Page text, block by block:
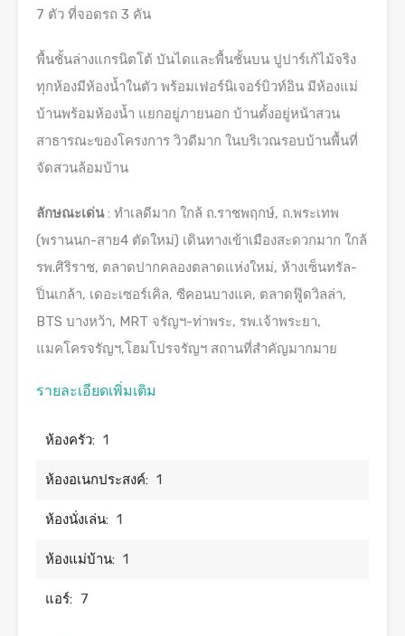
7 ตัว ที่จอดรถ 3 คัน
พื้นชั้นล่างแกรนิตโต้ บันไดและพื้นชั้นบน ปูปาร์เก้ไม้จริง
ทุกห้องมีห้องน้ำในตัว พร้อมเฟอร์นิเจอร์บิวท์อิน มีห้องแม่
บ้านพร้อมห้องน้ำ แยกอยู่ภายนอก บ้านตั้งอยู่หน้าสวน
สาธารณะของโครงการ วิวดีมาก ในบริเวณรอบบ้านพื้นที่
จัดสวนล้อมบ้าน
ลักษณะเด่น: ทำเลดีมาก ใกล้ ถ.ราชพฤกษ์, ถ.พระเทพ
(พรานนก-สาย4 ตัดใหม่) เดินทางเข้าเมืองสะดวกมาก ใกล้
รพ.ศิริราช, ตลาดปากคลองตลาดแห่งใหม่, ห้างเซ็นทรัล-
ปิ่นเกล้า, เดอะเซอร์เคิล, ซีคอนบางแค, ตลาดฟู๊ดวิลล่า,
BTS บางหว้า, MRT จรัญฯ-ท่าพระ, รพ.เจ้าพระยา,
แมคโครจรัญฯ,โฮมโปรจรัญฯ สถานที่สำคัญมากมาย
รายละเอียดเพิ่มเติม
ห้องครัว: 1
ห้องอเนกประสงค์: 1
ห้องนั่งเล่น: 1
ห้องแม่บ้าน: 1
แอร์: 7